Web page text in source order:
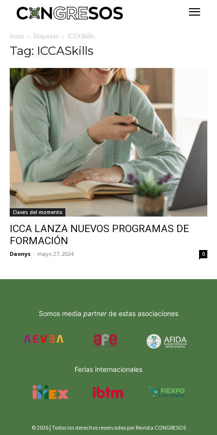
Inicio Etiquetas ICCASkills
Tag: ICCASkills
Claves del momento
ICCA LANZA NUEVOS PROGRAMAS DE
FORMACIÓN
Daonys - mayo 27, 2024 0
Somos media partnerde estas asociaciones
Ferias internacionales
© 2026 | Todos los derechos reservados por Revista CONGRESOS